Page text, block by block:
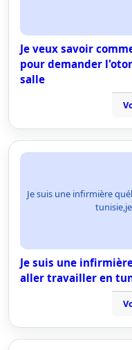
Je veux savoir
pour demander
salle
Je suis une infirmière
Je suis une
aller travailler en